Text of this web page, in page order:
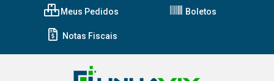
Meus Pedidos Boletos
Notas Fiscais